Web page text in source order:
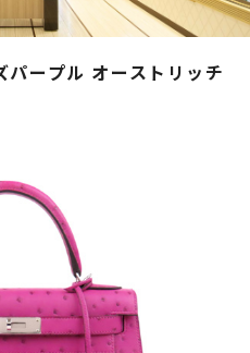
ープル オーストリッチ